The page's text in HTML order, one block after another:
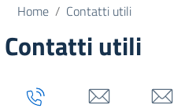
Home Contatti utili
Contatti utili
Tab titolo 1Tab titolo 3Tab